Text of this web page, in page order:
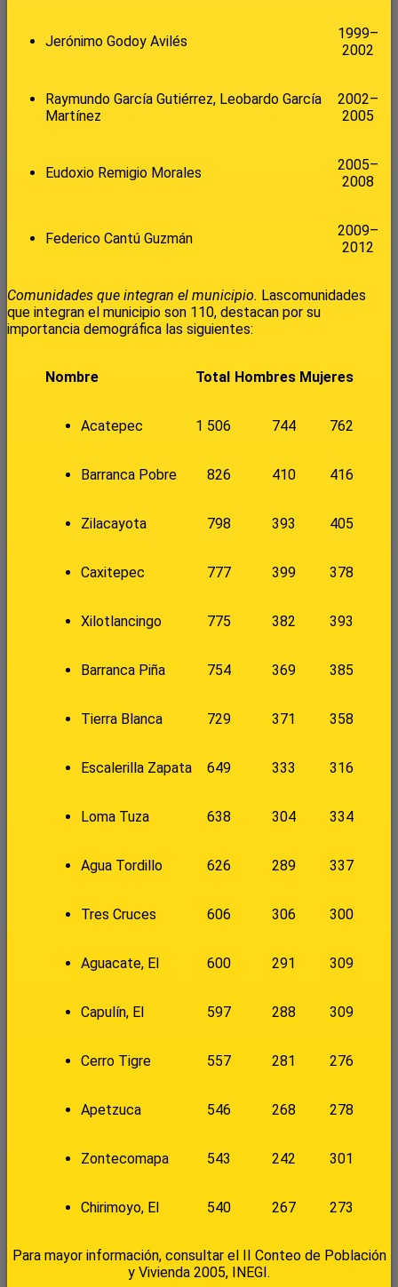
Jerónimo Godoy Avilés
1999–
2002
Raymundo García Gutiérrez, Leobardo García
Martínez
2002–
2005
Eudoxio Remigio Morales
2005–
2008
Federico Cantú Guzmán
2009–
2012
Comunidades que integran el municipio. Lascomunidades
que integran el municipio son 110, destacan por su
importancia demográfica las siguientes:
Nombre Total Hombres Mujeres
Acatepec 1 506 744 762
Barranca Pobre 826 410 416
Zilacayota 798 393 405
Caxitepec 777 399 378
Xilotlancingo 775 382 393
Barranca Piña 754 369 385
Tierra Blanca 729 371 358
Escalerilla Zapata 649 333 316
Loma Tuza 638 304 334
Agua Tordillo 626 289 337
Tres Cruces 606 306 300
Aguacate, El 600 291 309
Capulín, El 597 288 309
Cerro Tigre 557 281 276
Apetzuca 546 268 278
Zontecomapa 543 242 301
Chirimoyo, El 540 267 273
Para mayor información, consultar el II Conteo de Población
y Vivienda 2005, INEGI.